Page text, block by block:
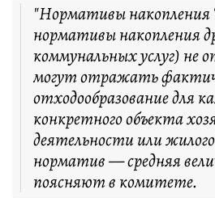
"Нормативы
нормативы накопления
коммунальных услуг)
могут отражать
отходообразование для
конкретного объекта
деятельности или
норматив — средняя
поясняют в комитете.